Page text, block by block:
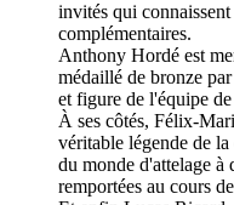
invités qui connaissent
complémentaires.
Anthony Hordé est
médaillé de bronze
et figure de l'équipe
À ses côtés, Félix-
véritable légende de
du monde d'attelage à
remportées au cours